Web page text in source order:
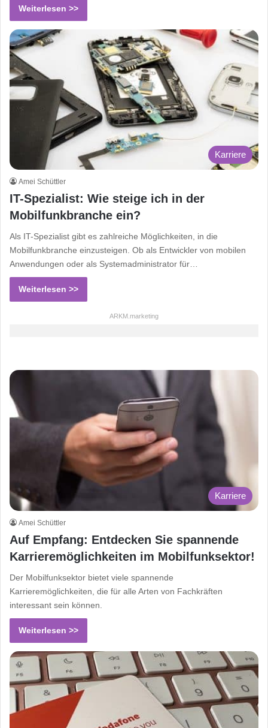
Weiterlesen >>
Karriere
Amei Schüttler
IT-Spezialist: Wie steige ich in der
Mobilfunkbranche ein?
Als IT-Spezialist gibt es zahlreiche Möglichkeiten, in die
Mobilfunkbranche einzusteigen. Ob als Entwickler von mobilen
Anwendungen oder als Systemadministrator für…
Weiterlesen >>
ARKM.marketing
Karriere
Amei Schüttler
Auf Empfang: Entdecken Sie spannende
Karrieremöglichkeiten im Mobilfunksektor!
Der Mobilfunksektor bietet viele spannende
Karrieremöglichkeiten, die für alle Arten von Fachkräften
interessant sein können.
Weiterlesen >>